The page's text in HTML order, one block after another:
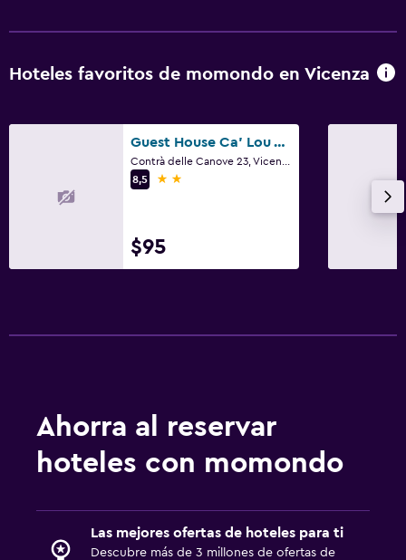
Hoteles favoritos de momondo en Vicenza
Guest House Ca' Lou Al Teatro
8,5
2 estrellas
$95
Ahorra al reservar
hoteles con momondo
Las mejores ofertas de hoteles para ti
Descubre más de 3 millones de ofertas de